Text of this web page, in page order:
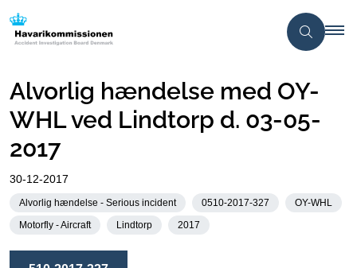
Alvorlig hændelse med OY-
WHL ved Lindtorp d. 03-05-
2017
30-12-2017
Alvorlig hændelse - Serious incident 0510-2017-327
OY-WHL
Motorfly - Aircraft
Lindtorp 2017